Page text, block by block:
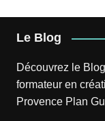
Le Blog
Découvrez le Blog
formateur en
Provence Plan